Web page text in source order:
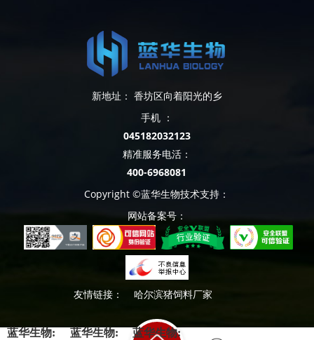
新地址： 香坊区向着阳光的乡
手机 ：
045182032123
精准服务电活：
400-6968081
Copyright ©蓝华生物技术支持：
网站备案号：
友情链接： 哈尔滨猪饲料厂家
蓝华生物: 蓝华生物: 蓝华生物: